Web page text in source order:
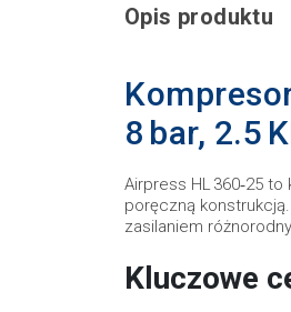
Opis produktu
8 bar, 2.5
Airpress HL 360‑25
poręczną
zasilaniem
Kluczowe